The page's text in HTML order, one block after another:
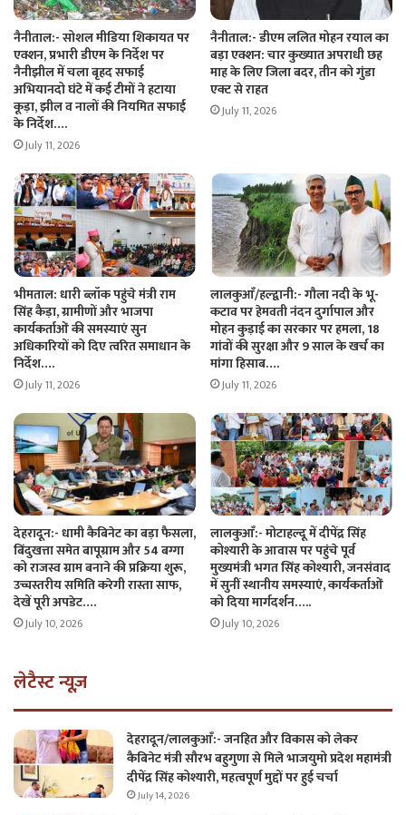
नैनीताल:- सोशल मीडिया शिकायत पर
एक्शन, प्रभारी डीएम के निर्देश पर
नैनीझील में चला बृहद सफाई
अभियानदो घंटे में कई टीमों ने हटाया
कूड़ा, झील व नालों की नियमित सफाई
के निर्देश….
July 11, 2026
नैनीताल:- डीएम ललित मोहन रयाल का
बड़ा एक्शन: चार कुख्यात अपराधी छह
माह के लिए जिला बदर, तीन को गुंडा
एक्ट से राहत
July 11, 2026
भीमताल: धारी ब्लॉक पहुंचे मंत्री राम
सिंह कैड़ा, ग्रामीणों और भाजपा
कार्यकर्ताओं की समस्याएं सुन
अधिकारियों को दिए त्वरित समाधान के
निर्देश….
July 11, 2026
लालकुआँ/हल्द्वानी:- गौला नदी के भू-
कटाव पर हेमवती नंदन दुर्गापाल और
मोहन कुड़ाई का सरकार पर हमला, 18
गांवों की सुरक्षा और 9 साल के खर्च का
मांगा हिसाब….
July 11, 2026
देहरादून:- धामी कैबिनेट का बड़ा फैसला,
बिंदुखत्ता समेत बापूग्राम और 54 बग्गा
को राजस्व ग्राम बनाने की प्रक्रिया शुरू,
उच्चस्तरीय समिति करेगी रास्ता साफ,
देखें पूरी अपडेट….
July 10, 2026
लालकुआँ:- मोटाहल्दू में दीपेंद्र सिंह
कोश्यारी के आवास पर पहुंचे पूर्व
मुख्यमंत्री भगत सिंह कोश्यारी, जनसंवाद
में सुनीं स्थानीय समस्याएं, कार्यकर्ताओं
को दिया मार्गदर्शन…..
July 10, 2026
लेटैस्ट न्यूज़
देहरादून/लालकुआँ:- जनहित और विकास को लेकर
कैबिनेट मंत्री सौरभ बहुगुणा से मिले भाजयुमो प्रदेश महामंत्री
दीपेंद्र सिंह कोश्यारी, महत्वपूर्ण मुद्दों पर हुई चर्चा
July 14, 2026